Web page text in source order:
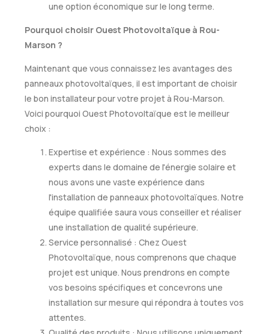
une option économique sur le long terme.
Pourquoi choisir Ouest Photovoltaïque à Rou-
Marson ?
Maintenant que vous connaissez les avantages des
panneaux photovoltaïques, il est important de choisir
le bon installateur pour votre projet à Rou-Marson.
Voici pourquoi Ouest Photovoltaïque est le meilleur
choix :
Expertise et expérience : Nous sommes des
experts dans le domaine de l'énergie solaire et
nous avons une vaste expérience dans
l'installation de panneaux photovoltaïques. Notre
équipe qualifiée saura vous conseiller et réaliser
une installation de qualité supérieure.
Service personnalisé : Chez Ouest
Photovoltaïque, nous comprenons que chaque
projet est unique. Nous prendrons en compte
vos besoins spécifiques et concevrons une
installation sur mesure qui répondra à toutes vos
attentes.